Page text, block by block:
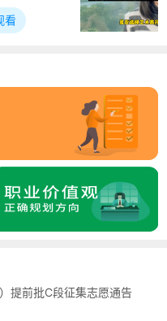
看
提前批C段征集志愿通告